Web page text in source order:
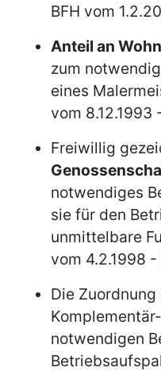
BFH vom
Anteil an
zum
eines
vom 8.12.1993
Freiwillig
notwendiges
sie für den
unmittelbare
vom 4.2.1998 -
Die
notwendigen